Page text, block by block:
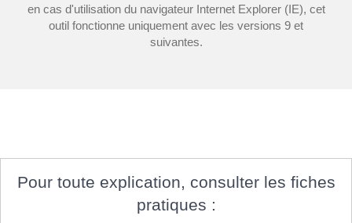
en cas d'utilisation du navigateur Internet Explorer (IE), cet
outil fonctionne uniquement avec les versions 9 et
suivantes.
Pour toute explication, consulter les fiches
pratiques :